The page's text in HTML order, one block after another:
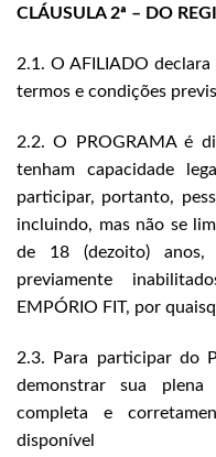
CLÁUSULA 2ª – DO
2.1. O AFILIADO
termos e condições
2.2. O PROGRAMA é
tenham capacidade
participar, portanto,
incluindo, mas não se
de 18 (dezoito)
previamente
EMPÓRIO FIT, por
2.3. Para participar do
demonstrar sua plena
completa e